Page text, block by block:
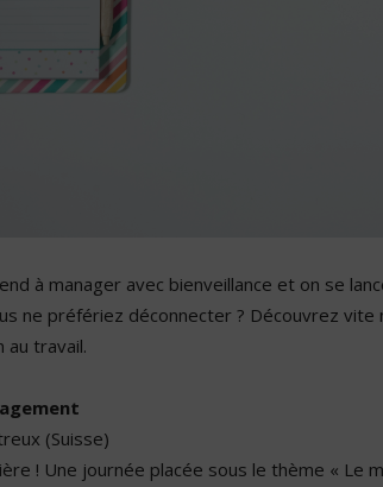
à manager avec bienveillance et on se
ne préfériez déconnecter ? Découvrez
au travail.
(Suisse)
! Une journée placée sous le thème « Le